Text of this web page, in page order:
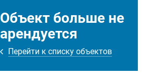
Объект больше не
арендуется
Перейти к списку объектов